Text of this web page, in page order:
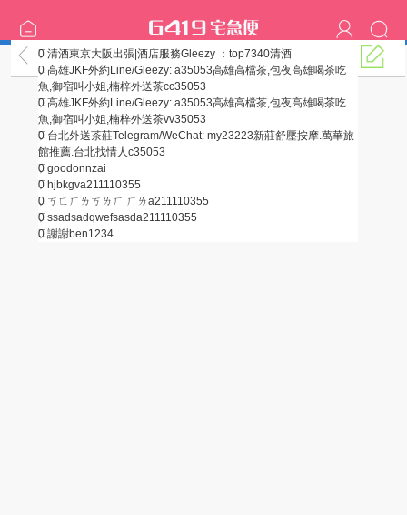
《吞食天地2外掛》
0 清酒東京大阪出張|酒店服務Gleezy ：top7340清酒
0 高雄JKF外約Line/Gleezy: a35053高雄高檔茶,包夜高雄喝茶吃
魚,御宿叫小姐,楠梓外送茶cc35053
0 高雄JKF外約Line/Gleezy: a35053高雄高檔茶,包夜高雄喝茶吃
魚,御宿叫小姐,楠梓外送茶vv35053
0 台北外送茶莊Telegram/WeChat: my23223新莊舒壓按摩.萬華旅
館推薦.台北找情人c35053
0 goodonnzai
0 hjbkgva211110355
0 ㄎㄈㄏㄌㄎㄌㄏ ㄏㄌa211110355
0 ssadsadqwefsasda211110355
0 謝謝ben1234